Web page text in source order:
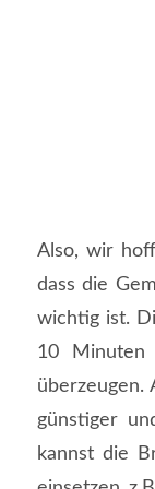
Also, wir
dass die
wichtig ist.
10 Minuten
überzeugen.
günstiger
kannst die